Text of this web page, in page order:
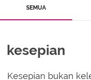
SEMUA
kesepian
Kesepian bukan